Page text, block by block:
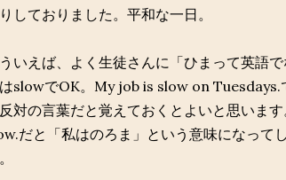
しておりました。平和な一日。
いえば、よく生徒さんに「ひまって英語
slowでOK。My job is slow on Tuesdays.
対の言葉だと覚えておくとよいと思いま
だと「私はのろま」という意味になって